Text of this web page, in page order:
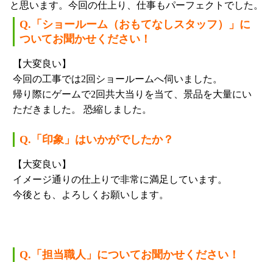
Q.「ショールーム（おもてなしスタッフ）」に
ついてお聞かせください！
【大変良い】
今回の工事では2回ショールームへ伺いました。
帰り際にゲームで2回共大当りを当て、景品を大量にい
ただきました。 恐縮しました。
Q.「印象」はいかがでしたか？
【大変良い】
イメージ通りの仕上りで非常に満足しています。
今後とも、よろしくお願いします。
Q.「担当職人」についてお聞かせください！